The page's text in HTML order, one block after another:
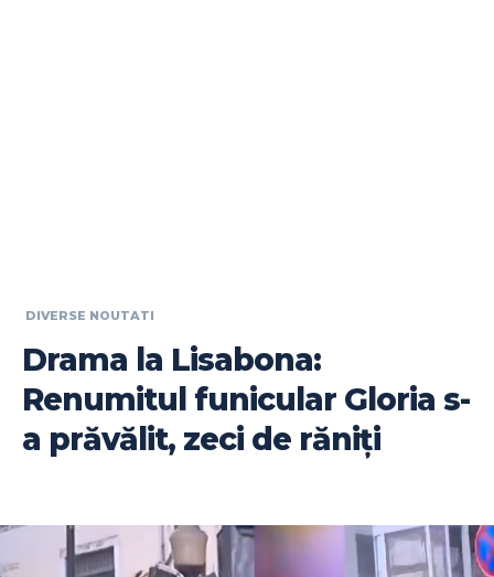
DIVERSE NOUTATI
Drama la Lisabona:
Renumitul funicular Gloria s-
a prăvălit, zeci de răniți